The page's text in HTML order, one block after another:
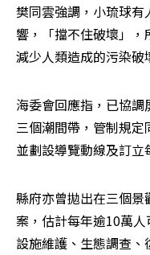
樊同雲強調，小琉球
響，「擋不住破壞」，
減少人類造成的污染破
海委會回應指，已協
三個潮間帶，管制規定
並劃設導覽動線及訂立
縣府亦曾拋出在三個
案，估計每年逾10萬
設施維護、生態調查